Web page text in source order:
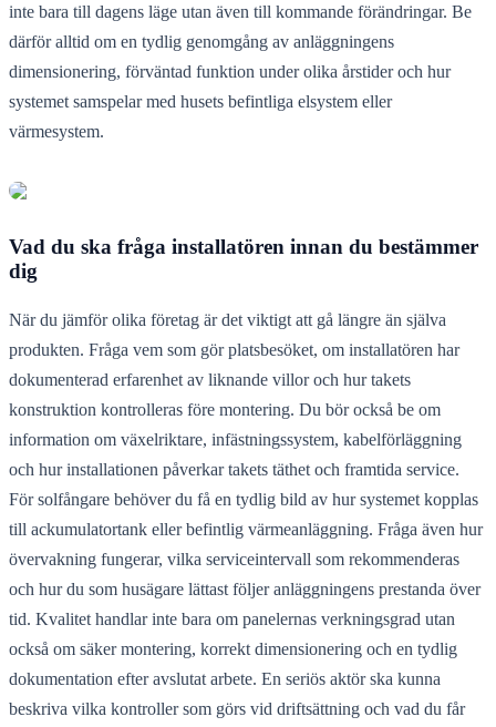
inte bara till dagens läge utan även till kommande förändringar. Be
därför alltid om en tydlig genomgång av anläggningens
dimensionering, förväntad funktion under olika årstider och hur
systemet samspelar med husets befintliga elsystem eller
värmesystem.
Vad du ska fråga installatören innan du bestämmer
dig
När du jämför olika företag är det viktigt att gå längre än själva
produkten. Fråga vem som gör platsbesöket, om installatören har
dokumenterad erfarenhet av liknande villor och hur takets
konstruktion kontrolleras före montering. Du bör också be om
information om växelriktare, infästningssystem, kabelförläggning
och hur installationen påverkar takets täthet och framtida service.
För solfångare behöver du få en tydlig bild av hur systemet kopplas
till ackumulatortank eller befintlig värmeanläggning. Fråga även hur
övervakning fungerar, vilka serviceintervall som rekommenderas
och hur du som husägare lättast följer anläggningens prestanda över
tid. Kvalitet handlar inte bara om panelernas verkningsgrad utan
också om säker montering, korrekt dimensionering och en tydlig
dokumentation efter avslutat arbete. En seriös aktör ska kunna
beskriva vilka kontroller som görs vid driftsättning och vad du får